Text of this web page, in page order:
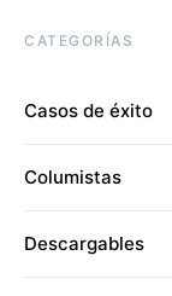
CATEGORÍAS
Casos de éxito
Columistas
Descargables